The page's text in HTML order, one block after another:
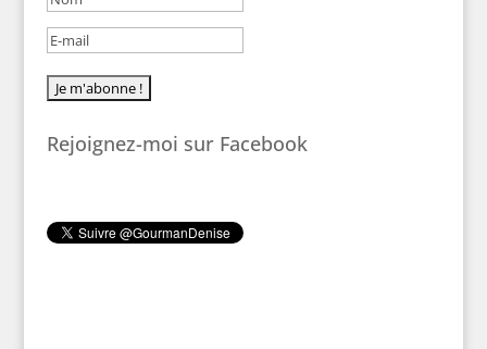
Rejoignez-moi sur Facebook